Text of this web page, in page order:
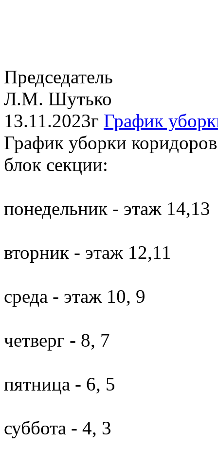
Председатель
Л.М. Шутько
13.11.2023г График
График уборки
блок секции:
понедельник - этаж 14,13
вторник - этаж 12,11
среда - этаж 10, 9
четверг - 8, 7
пятница - 6, 5
суббота - 4, 3